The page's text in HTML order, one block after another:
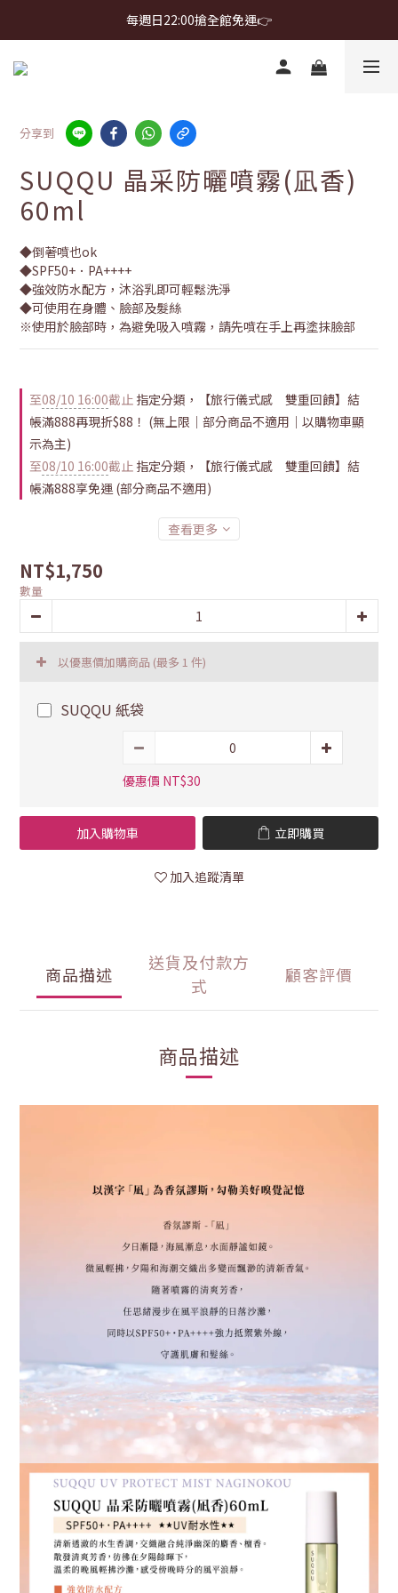
首購免運 $499 起 ＋ 加 LINE 領 $300 折價券 ➤
每週日22:00搶全館免運👉
首購免運 $499 起 ＋ 加 LINE 領 $300 折價券 ➤
分享到
SUQQU 晶采防曬噴霧(凪香)
60ml
◆倒著噴也ok
◆SPF50+．PA++++
◆強效防水配方，沐浴乳即可輕鬆洗淨
◆可使用在身體、臉部及髮絲
※使用於臉部時，為避免吸入噴霧，請先噴在手上再塗抹臉部
至08/10 16:00截止 指定分類，【旅行儀式感 雙重回饋】結
帳滿888再現折$88！ (無上限｜部分商品不適用｜以購物車顯
示為主)
至08/10 16:00截止 指定分類，【旅行儀式感 雙重回饋】結
帳滿888享免運 (部分商品不適用)
查看更多
NT$1,750
數量
以優惠價加購商品 (最多 1 件)
SUQQU 紙袋
優惠價 NT$30
加入購物車 立即購買
加入追蹤清單
商品描述
送貨及付款方
式
顧客評價
商品描述